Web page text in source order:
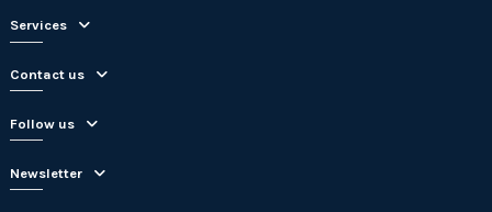
Services
Contact us
Follow us
Newsletter